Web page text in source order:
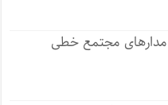
مدارهای مجتمع خطی